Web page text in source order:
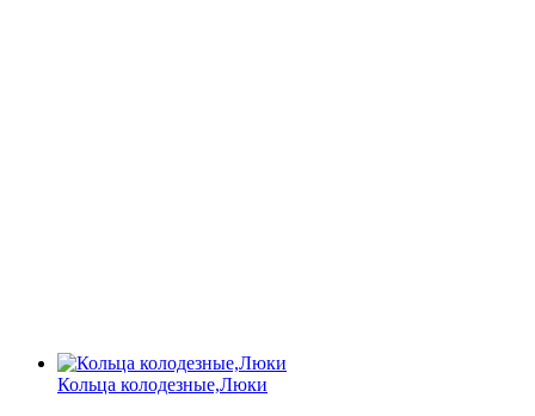
Кольца колодезные,Люки